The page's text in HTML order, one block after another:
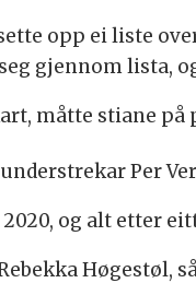
opp ei liste
gjennom lista,
måtte stiane på
Per
og alt etter
Høgestøl,